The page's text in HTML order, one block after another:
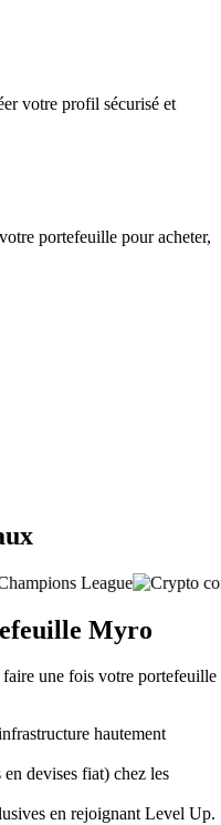
votre profil sécurisé et
portefeuille pour acheter,
Myro
une fois votre portefeuille
hautement
devises fiat) chez les
en rejoignant Level Up.